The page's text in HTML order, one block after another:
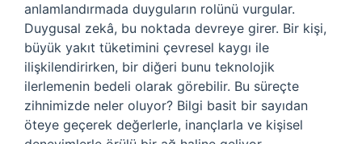
anlamlandırmada duyguların rolünü vurgular.
Duygusal zekâ, bu noktada devreye girer. Bir kişi,
büyük yakıt tüketimini çevresel kaygı ile
ilişkilendirirken, bir diğeri bunu teknolojik
ilerlemenin bedeli olarak görebilir. Bu süreçte
zihnimizde neler oluyor? Bilgi basit bir sayıdan
öteye geçerek değerlerle, inançlarla ve kişisel